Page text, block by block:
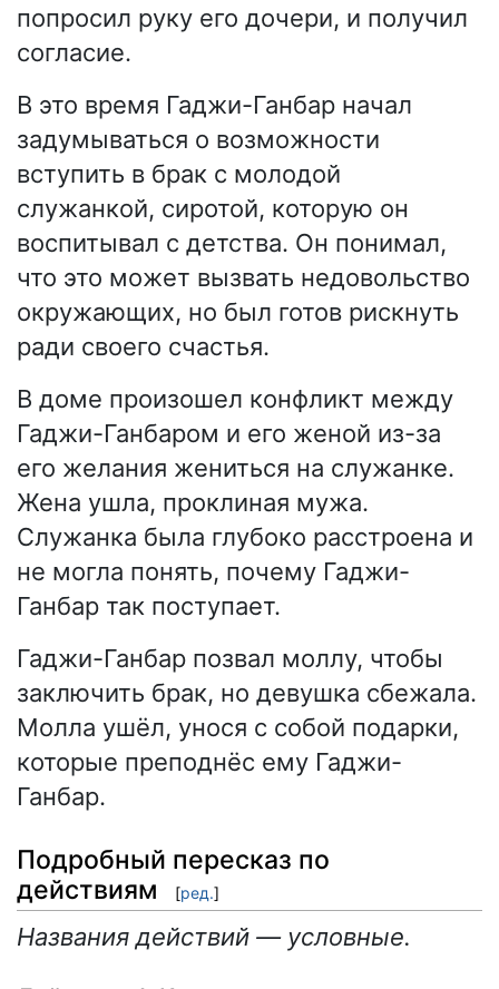
попросил руку его дочери, и получил
согласие.
В это время Гаджи-Ганбар начал
задумываться о возможности
вступить в брак с молодой
служанкой, сиротой, которую он
воспитывал с детства. Он понимал,
что это может вызвать недовольство
окружающих, но был готов рискнуть
ради своего счастья.
В доме произошел конфликт между
Гаджи-Ганбаром и его женой из-за
его желания жениться на служанке.
Жена ушла, проклиная мужа.
Служанка была глубоко расстроена и
не могла понять, почему Гаджи-
Ганбар так поступает.
Гаджи-Ганбар позвал моллу, чтобы
заключить брак, но девушка сбежала.
Молла ушёл, унося с собой подарки,
которые преподнёс ему Гаджи-
Ганбар.
Подробный пересказ по
действиям
[ред.]
Названия действий — условные.